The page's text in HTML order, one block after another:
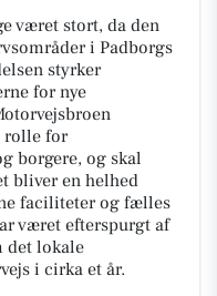
været stort, da den
i Padborgs
styrker
for nye
rolle for
borgere, og skal
bliver en helhed
faciliteter og fælles
været efterspurgt af
det lokale
i cirka et år.